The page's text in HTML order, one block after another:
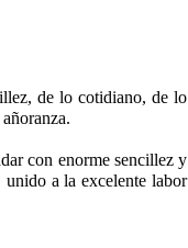
de lo cotidiano, de lo
con enorme sencillez y
unido a la excelente labor